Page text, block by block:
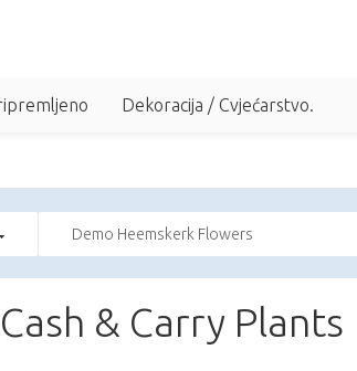
Dekoracija / Cvjećarstvo.
Demo Heemskerk Flowers
& Carry Plants